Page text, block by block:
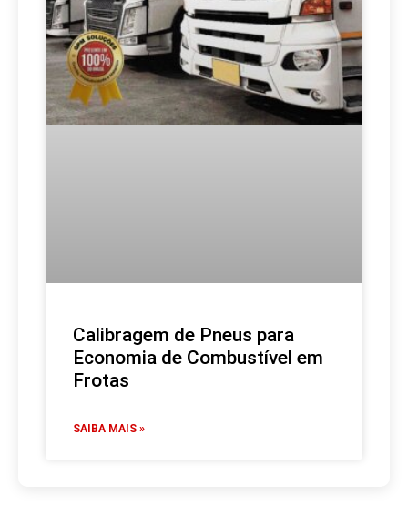
Calibragem de Pneus para
Economia de Combustível em
Frotas
SAIBA MAIS »